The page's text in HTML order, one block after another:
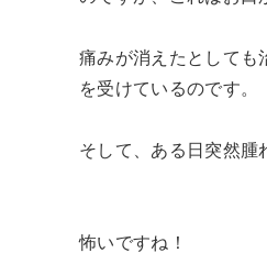
痛みが消えたとしても
を受けているのです。
そして、ある日突然腫
怖いですね！